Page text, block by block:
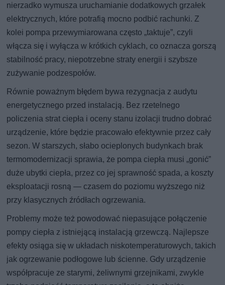
nierzadko wymusza uruchamianie dodatkowych grzałek
elektrycznych, które potrafią mocno podbić rachunki. Z
kolei pompa przewymiarowana często „taktuje”, czyli
włącza się i wyłącza w krótkich cyklach, co oznacza gorszą
stabilność pracy, niepotrzebne straty energii i szybsze
zużywanie podzespołów.
Równie poważnym błędem bywa rezygnacja z audytu
energetycznego przed instalacją. Bez rzetelnego
policzenia strat ciepła i oceny stanu izolacji trudno dobrać
urządzenie, które będzie pracowało efektywnie przez cały
sezon. W starszych, słabo ocieplonych budynkach brak
termomodernizacji sprawia, że pompa ciepła musi „gonić”
duże ubytki ciepła, przez co jej sprawność spada, a koszty
eksploatacji rosną — czasem do poziomu wyższego niż
przy klasycznych źródłach ogrzewania.
Problemy może też powodować niepasujące połączenie
pompy ciepła z istniejącą instalacją grzewczą. Najlepsze
efekty osiąga się w układach niskotemperaturowych, takich
jak ogrzewanie podłogowe lub ścienne. Gdy urządzenie
współpracuje ze starymi, żeliwnymi grzejnikami, zwykle